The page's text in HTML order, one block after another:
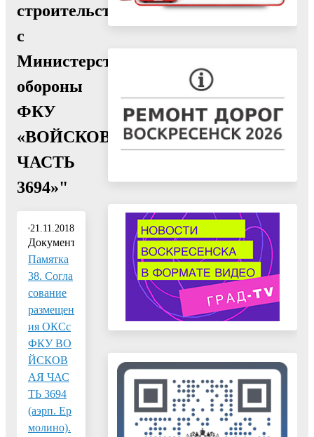
строительства
с
Министерством
обороны
ФКУ
«ВОЙСКОВАЯ
ЧАСТЬ
3694»"
21.11.2018
Документ:
Памятка
38. Согла
сование
размещен
ия ОКСс
ФКУ ВО
ЙСКОВ
АЯ ЧАС
ТЬ 3694
(аэрп. Ер
молино).